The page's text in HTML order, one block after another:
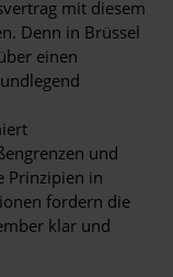
mit diesem
Denn in Brüssel
einen
und
Prinzipien in
fordern die
klar und